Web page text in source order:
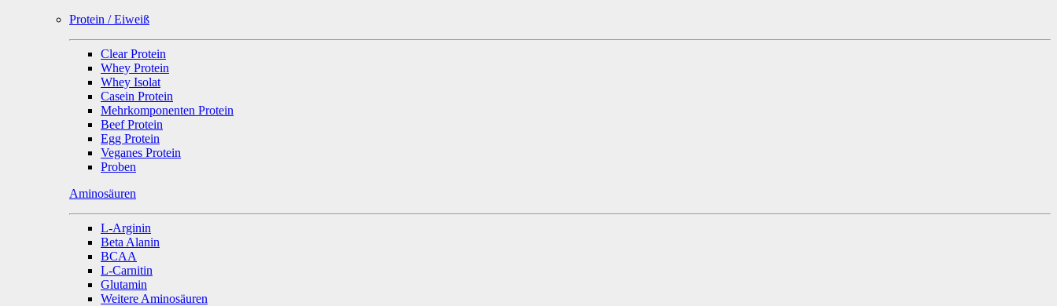
Protein / Eiweiß
Clear Protein
Whey Protein
Whey Isolat
Casein Protein
Mehrkomponenten Protein
Beef Protein
Egg Protein
Veganes Protein
Proben
Aminosäuren
L-Arginin
Beta Alanin
BCAA
L-Carnitin
Glutamin
Weitere Aminosäuren